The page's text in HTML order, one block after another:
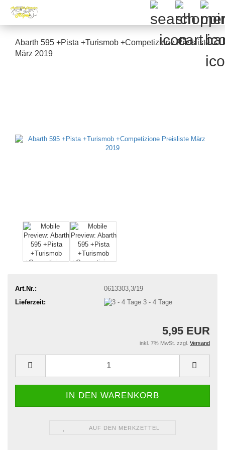
Abarth 595 +Pista +Turismob +Competizione Preisliste
März 2019
Art.Nr.:
0613303,3/19
Lieferzeit:
3 - 4 Tage
5,95 EUR
inkl. 7% MwSt. zzgl. Versand
AUF DEN MERKZETTEL